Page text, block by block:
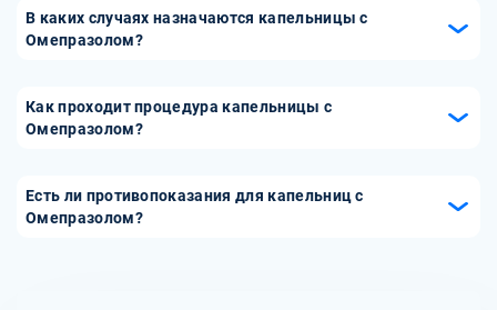
В каких случаях назначаются капельницы с
Омепразолом?
хронических заболеваниях желудочно-кишечного тракта,
таких как язвенная болезнь, рефлюкс-эзофагит, а также
для быстрого снижения уровня кислоты в желудке в
критических ситуациях.
Как проходит процедура капельницы с
Омепразолом?
медицинском учреждении под контролем медицинского
персонала. Врач определяет необходимую дозировку и
Есть ли противопоказания для капельниц с
Омепразолом?